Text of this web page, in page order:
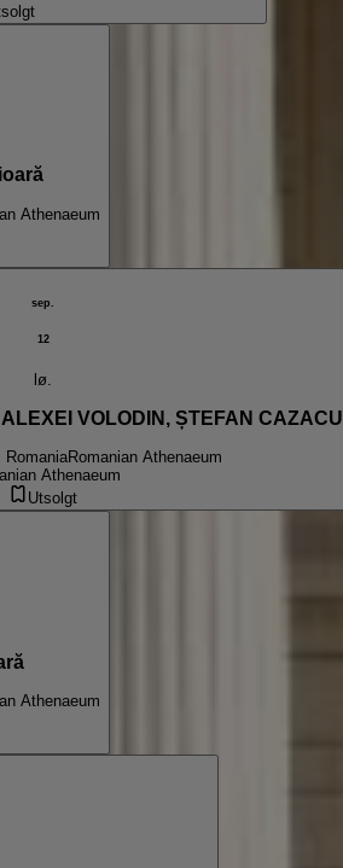
Athenaeum
sep.
12
lø.
VOLODIN, ȘTEFAN CAZACU
RomaniaRomanian Athenaeum
Athenaeum
Utsolgt
Athenaeum